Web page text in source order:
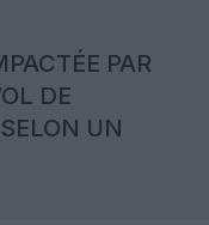
PAR
DE
UN